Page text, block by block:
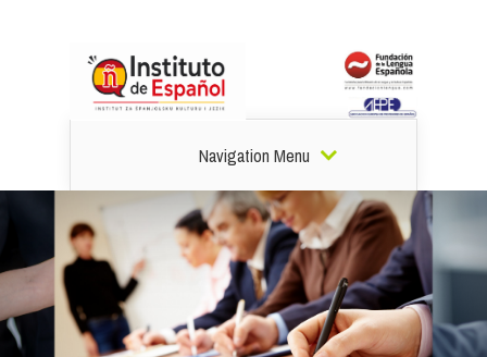
Navigation Menu